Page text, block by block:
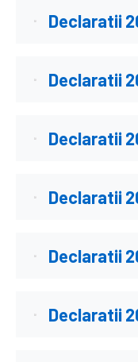
Declaratii
Declaratii
Declaratii
Declaratii
Declaratii
Declaratii